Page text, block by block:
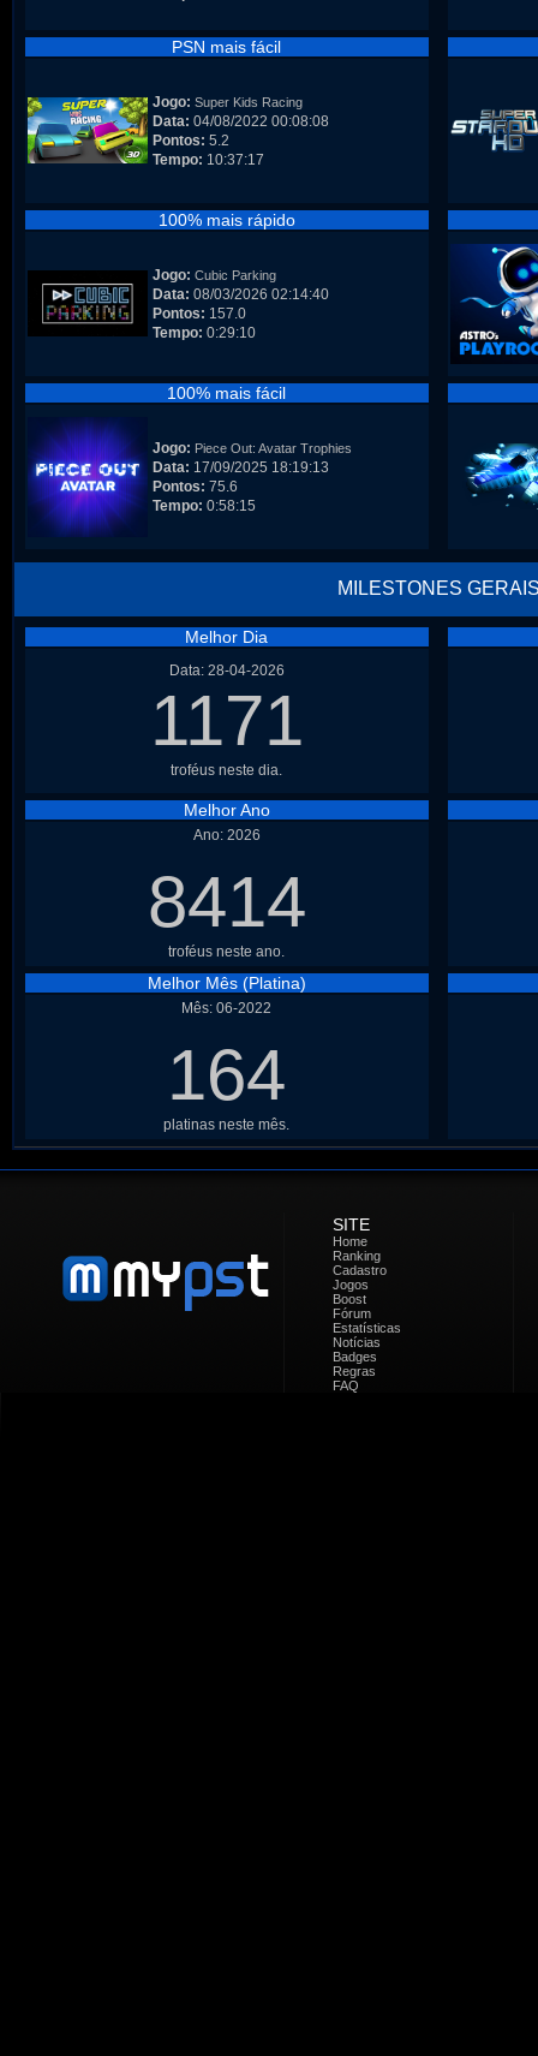
PSN mais fácil
Jogo: Super Kids Racing
Data: 04/08/2022 00:08:08
Pontos: 5.2
Tempo: 10:37:17
100% mais rápido
Jogo: Cubic Parking
Data: 08/03/2026 02:14:40
Pontos: 157.0
Tempo: 0:29:10
100% mais fácil
Jogo: Piece Out: Avatar Trophies
Data: 17/09/2025 18:19:13
Pontos: 75.6
Tempo: 0:58:15
MILESTONES
Melhor Dia
Data: 28-04-2026
1171
troféus neste dia.
Melhor Ano
Ano: 2026
8414
troféus neste ano.
Melhor Mês (Platina)
Mês: 06-2022
164
platinas neste mês.
SITE
Home
Ranking
Cadastro
Jogos
Boost
Fórum
Estatísticas
Notícias
Badges
Regras
FAQ